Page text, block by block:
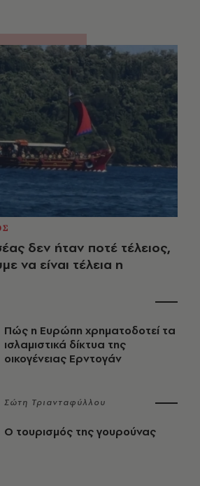
δεν ήταν ποτέ τέλειος,
να είναι τέλεια η
Πώς η Ευρώπη χρηματοδοτεί τα
ισλαμιστικά δίκτυα της
οικογένειας Ερντογάν
Σώτη Τριανταφύλλου
Ο τουρισμός της γουρούνας